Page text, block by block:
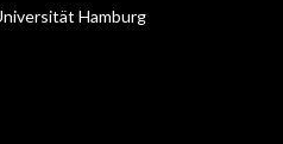
Hamburg